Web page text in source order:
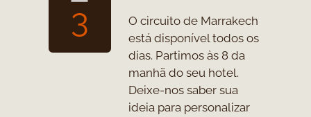
O circuito de Marrakech
está disponível todos os
dias. Partimos às 8 da
manhã do seu hotel.
Deixe-nos saber sua
ideia para personalizar
3